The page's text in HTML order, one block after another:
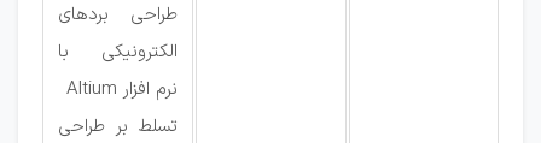
طراحی بردهای
الکترونیکی با
نرم افزار Altium
تسلط بر طراحی